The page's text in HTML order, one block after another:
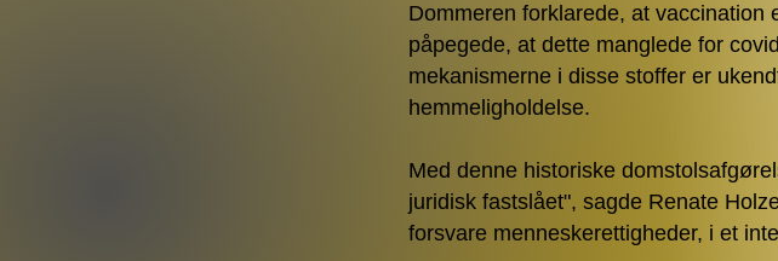
Dommeren forklarede, at vaccination
påpegede, at dette manglede for
mekanismerne i disse stoffer er
hemmeligholdelse.
Med denne historiske
juridisk fastslået", sagde Renate
forsvare menneskerettigheder, i et